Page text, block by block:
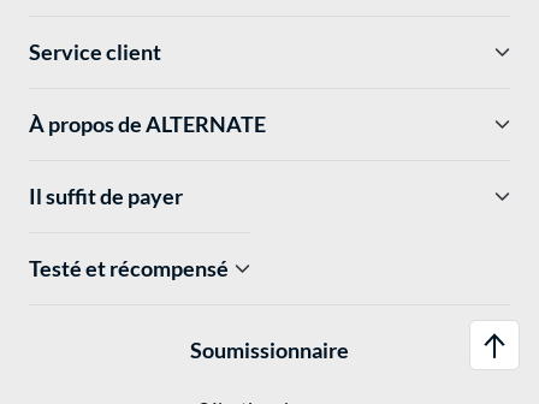
Service client
À propos de ALTERNATE
Il suffit de payer
Testé et récompensé
Soumissionnaire